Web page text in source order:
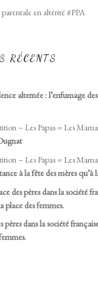
en altérité #PPA
RÉCENTS
alternée : l’enfumage
– Les Papas = Les
– Les Papas = Les
à la fête des mères qu’à
des pères dans la société
place des femmes.
pères dans la société